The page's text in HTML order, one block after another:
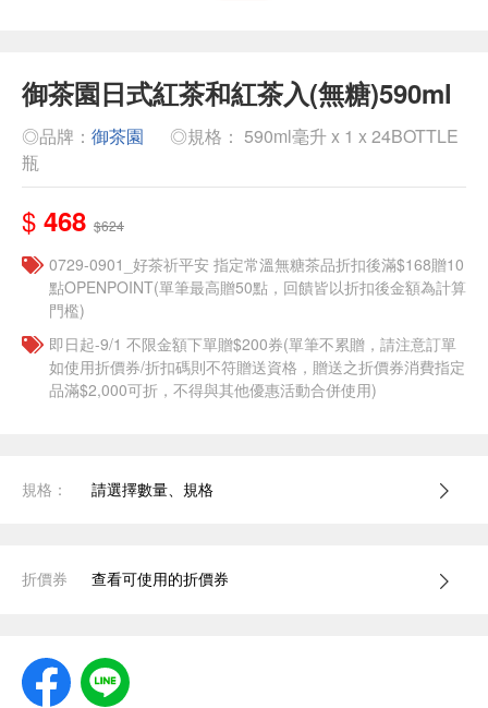
御茶園日式紅茶和紅茶入(無糖)590ml
◎品牌： 御茶園
◎規格： 590ml毫升 x 1 x 24BOTTLE
瓶
$ 468 $624
​​0729-0901_好茶祈平安 指定常溫無糖茶品折扣後滿$168贈10
點OPENPOINT(單筆最高贈50點，回饋皆以折扣後金額為計算
門檻)
即日起-9/1 不限金額下單贈$200券(單筆不累贈，請注意訂單
如使用折價券/折扣碼則不符贈送資格，贈送之折價券消費指定
品滿$2,000可折，不得與其他優惠活動合併使用)
規格： 請選擇數量、規格
折價券 查看可使用的折價券